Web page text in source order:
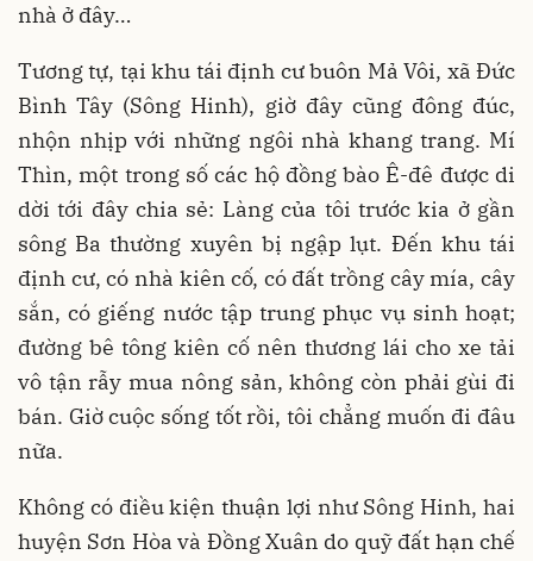
nhà ở đây…
Tương tự, tại khu tái định cư buôn Mả Vôi, xã Đức
Bình Tây (Sông Hinh), giờ đây cũng đông đúc,
nhộn nhịp với những ngôi nhà khang trang. Mí
Thìn, một trong số các hộ đồng bào Ê-đê được di
dời tới đây chia sẻ: Làng của tôi trước kia ở gần
sông Ba thường xuyên bị ngập lụt. Đến khu tái
định cư, có nhà kiên cố, có đất trồng cây mía, cây
sắn, có giếng nước tập trung phục vụ sinh hoạt;
đường bê tông kiên cố nên thương lái cho xe tải
vô tận rẫy mua nông sản, không còn phải gùi đi
bán. Giờ cuộc sống tốt rồi, tôi chẳng muốn đi đâu
nữa.
Không có điều kiện thuận lợi như Sông Hinh, hai
huyện Sơn Hòa và Đồng Xuân do quỹ đất hạn chế